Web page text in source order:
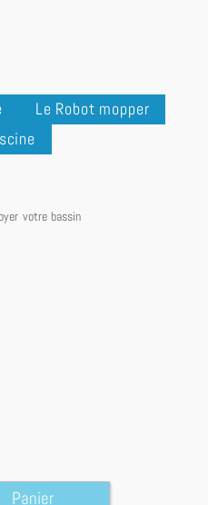
Le Robot mopper
votre bassin
Panier